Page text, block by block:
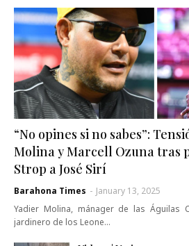
“No opines si no sabes”:
Molina y Marcell Ozuna tras
Strop a José Sirí
Barahona Times - January 13, 2025
Yadier Molina, mánager de las Águilas
jardinero de los Leone…